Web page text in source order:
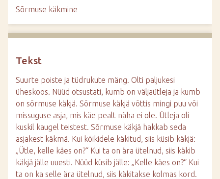
Sõrmuse käkmine
Tekst
Suurte poiste ja tüdrukute mäng. Olti paljukesi
üheskoos. Nüüd otsustati, kumb on väljaütleja ja kumb
on sõrmuse käkjä. Sõrmuse käkjä võttis mingi puu või
missuguse asja, mis käe pealt näha ei ole. Ütleja oli
kuskil kaugel teistest. Sõrmuse käkjä hakkab seda
asjakest käkmä. Kui kõikidele käkitud, siis küsib käkjä:
„Ütle, kelle käes on?“ Kui ta on ära ütelnud, siis käkib
käkjä jälle uuesti. Nüüd küsib jälle: „Kelle käes on?“ Kui
ta on ka selle ära ütelnud, siis käkitakse kolmas kord.